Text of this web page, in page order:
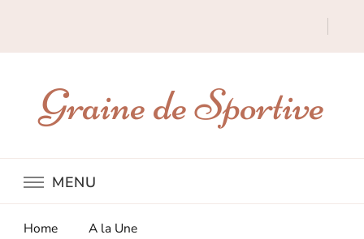
Graine de Sportive
MENU
Home
A la Une